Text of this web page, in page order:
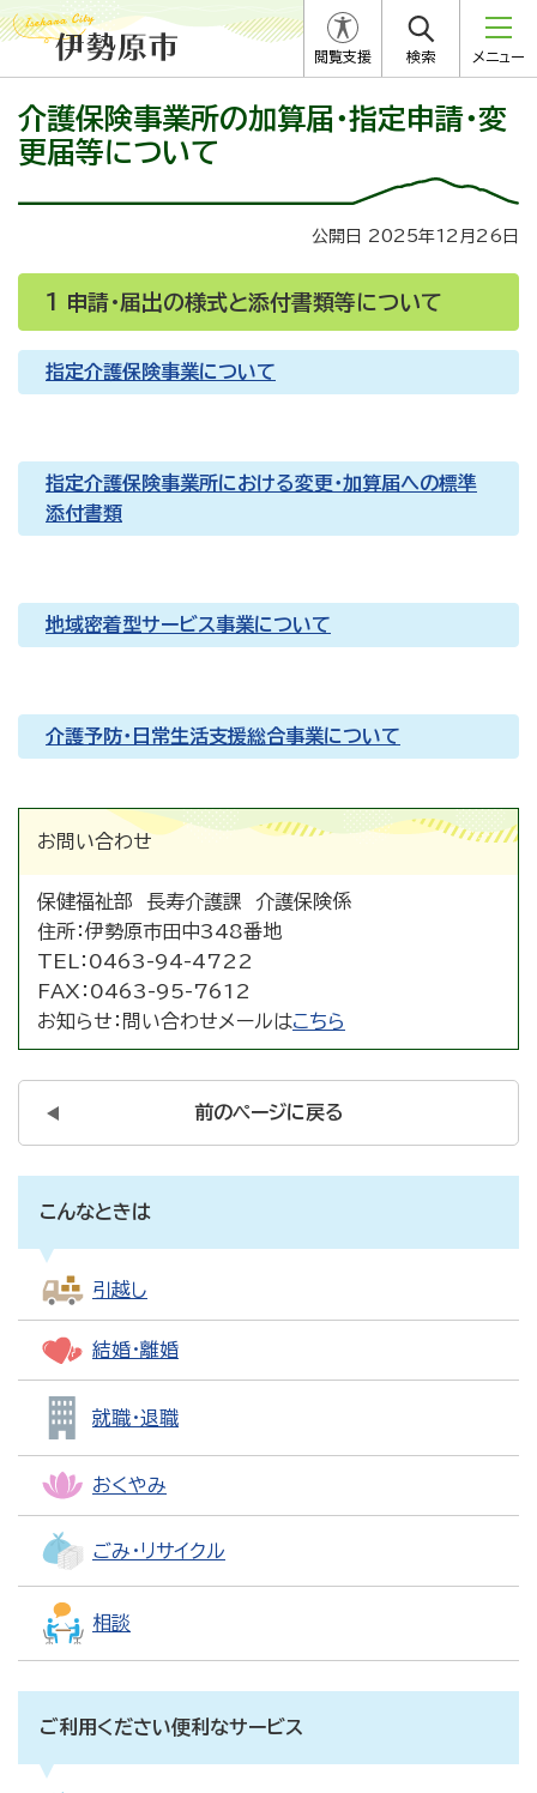
閲覧支援 検索 メニュー
介護保険事業所の加算届・指定申請・変
更届等について
公開日 2025年12月26日
1 申請・届出の様式と添付書類等について
指定介護保険事業について
指定介護保険事業所における変更・加算届への標準
添付書類
地域密着型サービス事業について
介護予防・日常生活支援総合事業について
お問い合わせ
保健福祉部 長寿介護課 介護保険係
住所：伊勢原市田中348番地
TEL： 0463-94-4722
FAX： 0463-95-7612
お知らせ： 問い合わせメールはこちら
前のページに戻る
こんなときは
引越し
結婚・離婚
就職・退職
おくやみ
ごみ・リサイクル
相談
ご利用ください便利なサービス